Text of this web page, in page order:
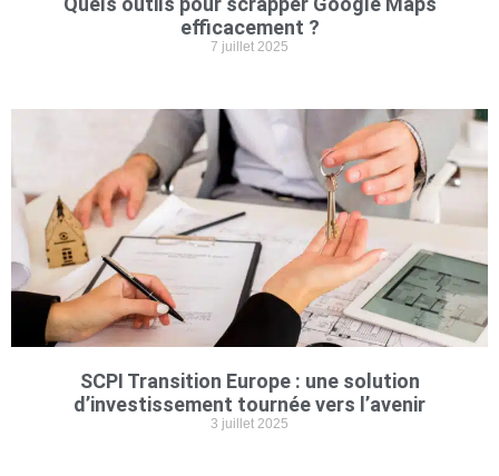
efficacement ?
7 juillet 2025
SCPI Transition Europe : une solution
d’investissement tournée vers l’avenir
3 juillet 2025